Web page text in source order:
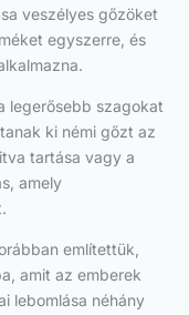
veszélyes gőzöket
egyszerre, és
legerősebb szagokat
ki némi gőzt az
tartása vagy a
amely
említettük,
amit az emberek
lebomlása néhány